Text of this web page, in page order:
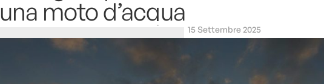
una moto d’acqua
15 Settembre 2025